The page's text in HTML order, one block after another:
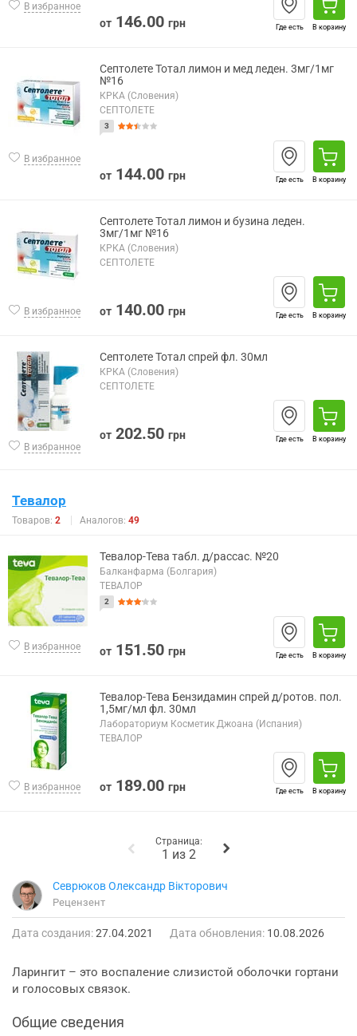
В избранное
от 146.00 грн Где есть В корзину
В избранное
Септолете Тотал лимон и мед леден. 3мг/1мг
№16
КРКА (Словения)
СЕПТОЛЕТЕ
3
от 144.00 грн Где есть В корзину
В избранное
Септолете Тотал лимон и бузина леден.
3мг/1мг №16
КРКА (Словения)
СЕПТОЛЕТЕ
от 140.00 грн Где есть В корзину
В избранное
Септолете Тотал спрей фл. 30мл
КРКА (Словения)
СЕПТОЛЕТЕ
от 202.50 грн Где есть В корзину
Тевалор
Товаров: 2 Аналогов: 49
В избранное
Тевалор-Тева табл. д/рассас. №20
Балканфарма (Болгария)
ТЕВАЛОР
2
от 151.50 грн Где есть В корзину
В избранное
Тевалор-Тева Бензидамин спрей д/ротов. пол.
1,5мг/мл фл. 30мл
Лабораториум Косметик Джоана (Испания)
ТЕВАЛОР
от 189.00 грн Где есть В корзину
Страница:
1 из 2
Севрюков Олександр Вікторович
Рецензент
Дата создания:27.04.2021 Дата обновления: 10.08.2026
Ларингит – это воспаление слизистой оболочки гортани
и голосовых связок.
Общие сведения